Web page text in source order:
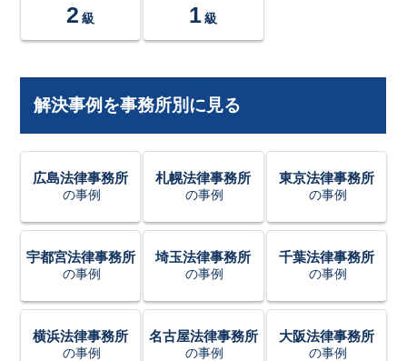
2 級 1 級
解決事例を事務所別に見る
広島法律事務所
の事例
札幌法律事務所
の事例
東京法律事務所
の事例
宇都宮法律事務所
の事例
埼玉法律事務所
の事例
千葉法律事務所
の事例
横浜法律事務所
の事例
名古屋法律事務所
の事例
大阪法律事務所
の事例